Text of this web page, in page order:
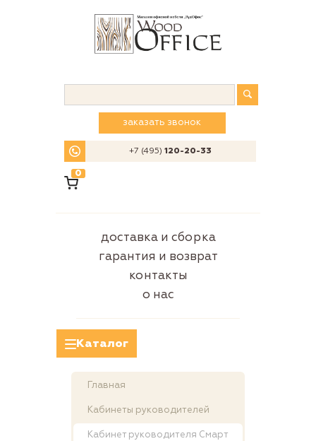
заказать звонок
+7 (495)120-20-33
0
доставка и сборка
гарантия и возврат
контакты
о нас
Каталог
Главная
Кабинеты руководителей
Кабинет руководителя Смарт